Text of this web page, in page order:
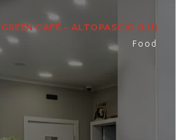
GREEN CAFÈ – ALTOPASCIO (LU)
Food